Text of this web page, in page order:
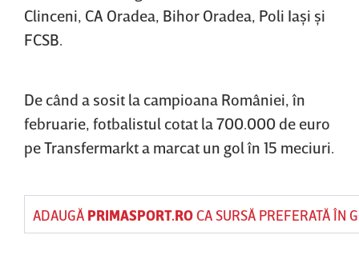
Clinceni, CA Oradea, Bihor Oradea, Poli Iaşi şi
FCSB.
De când a sosit la campioana României, în
februarie, fotbalistul cotat la 700.000 de euro
pe Transfermarkt a marcat un gol în 15 meciuri.
ADAUGĂ PRIMASPORT.ROCA SURSĂ PREFERATĂ ÎN